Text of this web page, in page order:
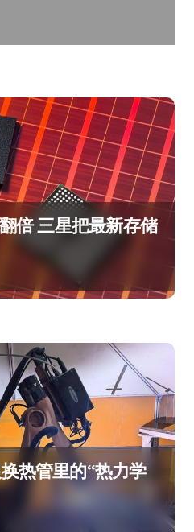
倍 三星把最新存储
热管里的“热力学